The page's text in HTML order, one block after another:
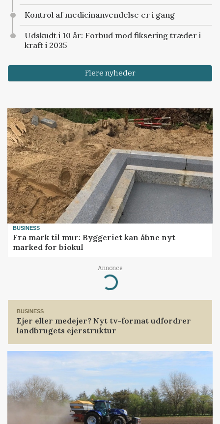
Kontrol af medicinanvendelse er i gang
Udskudt i 10 år: Forbud mod fiksering træder i
kraft i 2035
Flere nyheder
BUSINESS
Fra mark til mur: Byggeriet kan åbne nyt
marked for biokul
Annonce
Loading...
BUSINESS
Ejer eller medejer? Nyt tv-format udfordrer
landbrugets ejerstruktur